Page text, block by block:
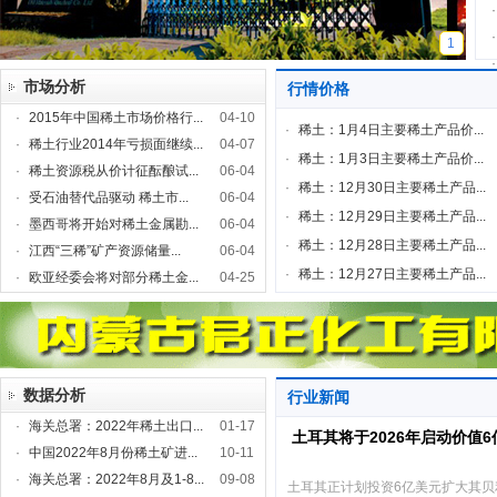
1
·
·
·
市场分析
· 2015年中国稀土市场价格行...
04-10
·
稀土行业2014年亏损面继续...
04-07
·
稀土资源税从价计征酝酿试...
06-04
·
受石油替代品驱动 稀土市...
06-04
·
墨西哥将开始对稀土金属勘...
06-04
·
江西“三稀”矿产资源储量...
06-04
·
欧亚经委会将对部分稀土金... 04-25
行情价格
·
稀土：1月4日主要稀土产品价...
·
稀土：1月3日主要稀土产品价...
·
稀土：12月30日主要稀土产品...
·
稀土：12月29日主要稀土产品...
·
稀土：12月28日主要稀土产品...
·
稀土：12月27日主要稀土产品...
数据分析
· 海关总署：2022年稀土出口...
01-17
·
中国2022年8月份稀土矿进...
10-11
·
海关总署：2022年8月及1-8...
09-08
行业新闻
土耳其将于2026年启动价值
土耳其正计划投资6亿美元扩大其